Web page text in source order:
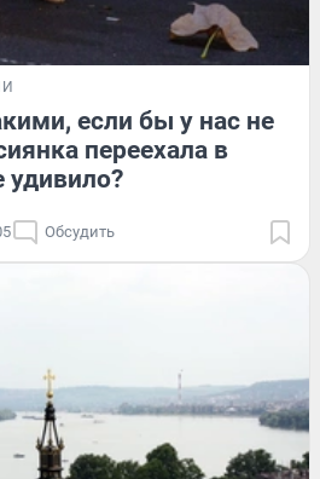
если бы у нас не
переехала в
Обсудить